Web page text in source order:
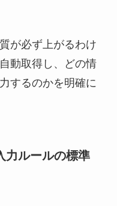
が必ず上がるわけ
動取得し、どの情
するのかを明確に
ルールの標準